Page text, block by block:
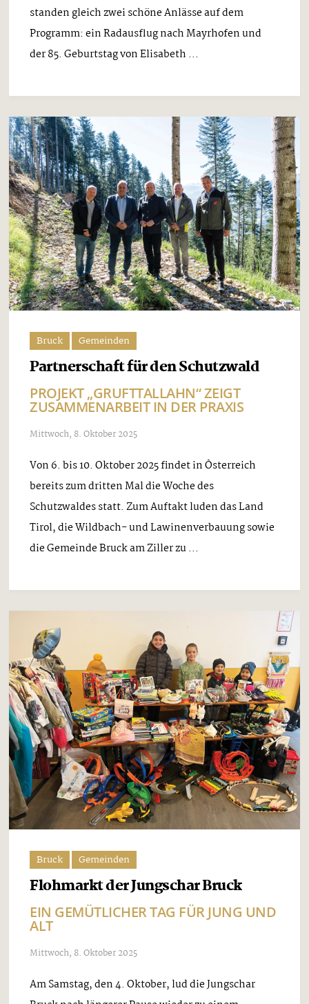
standen gleich zwei schöne Anlässe auf dem
Programm: ein Radausflug nach Mayrhofen und
der 85. Geburtstag von Elisabeth ...
Bruck Gemeinden
Partnerschaft für den Schutzwald
PROJEKT „GRUFTTALLAHN“ ZEIGT
ZUSAMMENARBEIT IN DER PRAXIS
Mittwoch, 8. Oktober 2025
Von 6. bis 10. Oktober 2025 findet in Österreich
bereits zum dritten Mal die Woche des
Schutzwaldes statt. Zum Auftakt luden das Land
Tirol, die Wildbach- und Lawinenverbauung sowie
die Gemeinde Bruck am Ziller zu ...
Bruck Gemeinden
Flohmarkt der Jungschar Bruck
EIN GEMÜTLICHER TAG FÜR JUNG UND
ALT
Mittwoch, 8. Oktober 2025
Am Samstag, den 4. Oktober, lud die Jungschar